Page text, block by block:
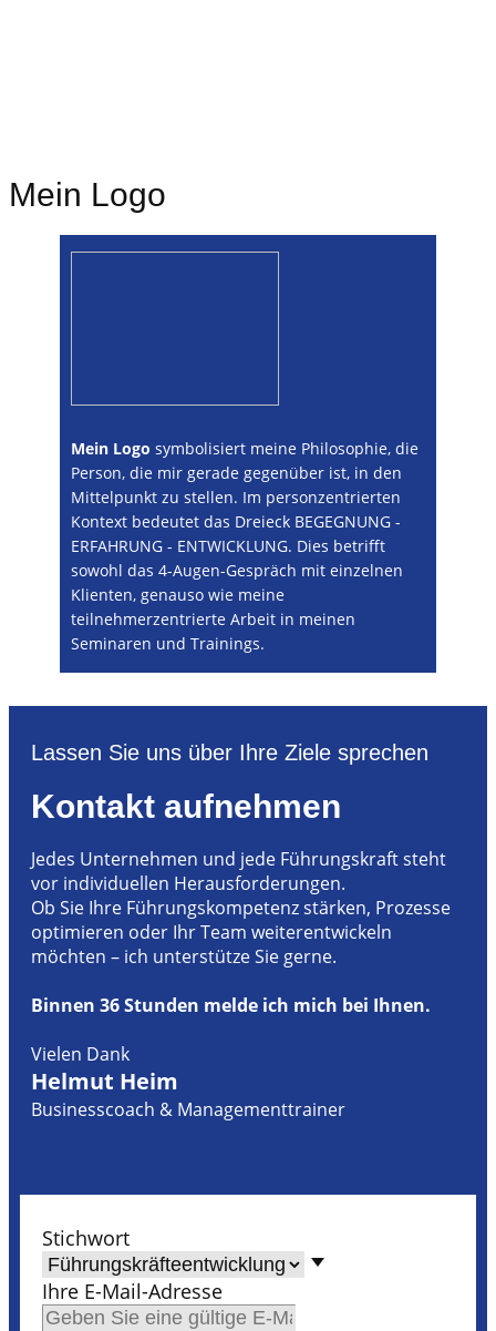
Mein Logo
Mein Logo symbolisiert meine Philosophie, die
Person, die mir gerade gegenüber ist, in den
Mittelpunkt zu stellen. Im personzentrierten
Kontext bedeutet das Dreieck BEGEGNUNG -
ERFAHRUNG - ENTWICKLUNG. Dies betrifft
sowohl das 4-Augen-Gespräch mit einzelnen
Klienten, genauso wie meine
teilnehmerzentrierte Arbeit in meinen
Seminaren und Trainings.
Lassen Sie uns über Ihre Ziele sprechen
Kontakt aufnehmen
Jedes Unternehmen und jede Führungskraft steht
vor individuellen Herausforderungen.
Ob Sie Ihre Führungskompetenz stärken, Prozesse
optimieren oder Ihr Team weiterentwickeln
möchten – ich unterstütze Sie gerne.
Binnen 36 Stunden melde ich mich bei Ihnen.
Vielen Dank
Helmut Heim
Businesscoach & Managementtrainer
Stichwort
Ihre E-Mail-Adresse